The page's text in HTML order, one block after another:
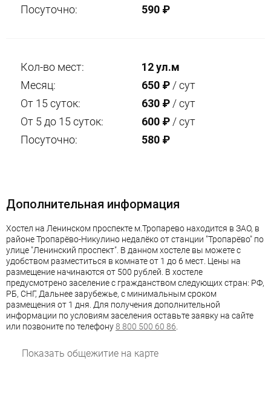
Посуточно:
590 ₽
Кол-во мест:
12 ул.м
Месяц:
650 ₽ / сут
От 15 суток:
630 ₽ / сут
От 5 до 15 суток:
600 ₽ / сут
Посуточно:
580 ₽
Дополнительная информация
Хостел на Ленинском проспекте м.Тропарево находится в ЗАО, в
районе Тропарёво-Никулино недалёко от станции "Тропарёво" по
улице "Ленинский проспект". В данном хостеле вы можете с
удобством разместиться в комнате от 1 до 6 мест. Цены на
размещение начинаются от 500 рублей. В хостеле
предусмотрено заселение с гражданством следующих стран: РФ,
РБ, СНГ, Дальнее зарубежье, с минимальным сроком
размещения от 1 дня. Для получения дополнительной
информации по условиям заселения оставьте заявку на сайте
или позвоните по телефону8 800 500 60 86
Показать общежитие на карте